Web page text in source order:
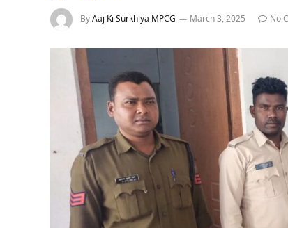
ByAaj Ki Surkhiya MPCG March 3, 2025 No